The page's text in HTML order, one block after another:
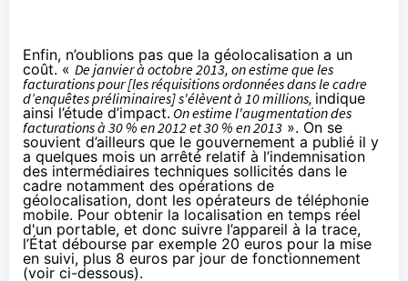
Enfin, n’oublions pas que la géolocalisation a un
coût. « De janvier à octobre 2013, on estime que les
facturations pour [les réquisitions ordonnées dans le cadre
d’enquêtes préliminaires] s'élèvent à 10 millions, indique
ainsi l’étude d’impact. On estime l'augmentation des
facturations à 30 % en 2012 et 30 % en 2013 ». On se
souvient d’ailleurs que le gouvernement a publié il y
a quelques mois un arrêté relatif à l’indemnisation
des intermédiaires techniques sollicités dans le
cadre notamment des opérations de
géolocalisation, dont les opérateurs de téléphonie
mobile. Pour obtenir la localisation en temps réel
d'un portable, et donc suivre l’appareil à la trace,
l’État débourse par exemple 20 euros pour la mise
en suivi, plus 8 euros par jour de fonctionnement
(voir ci-dessous).